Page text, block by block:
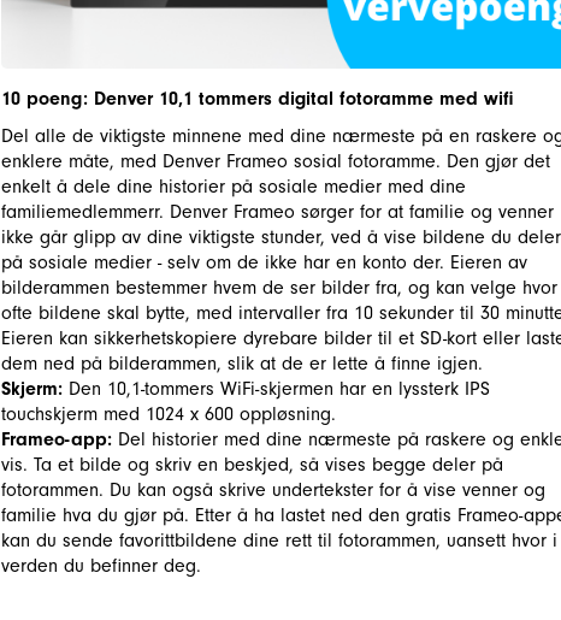
10 poeng: Denver 10,1 tommers digital fotoramme med wifi
Del alle de viktigste minnene med dine nærmeste på en raskere
enklere måte, med Denver Frameo sosial fotoramme. Den gjør det
enkelt å dele dine historier på sosiale medier med dine
familiemedlemmerr. Denver Frameo sørger for at familie og venner
ikke går glipp av dine viktigste stunder, ved å vise bildene du deler
på sosiale medier - selv om de ikke har en konto der. Eieren av
bilderammen bestemmer hvem de ser bilder fra, og kan velge hvor
ofte bildene skal bytte, med intervaller fra 10 sekunder til 30
Eieren kan sikkerhetskopiere dyrebare bilder til et SD-kort eller
dem ned på bilderammen, slik at de er lette å finne igjen.
Skjerm: Den 10,1-tommers WiFi-skjermen har en lyssterk IPS
touchskjerm med 1024 x 600 oppløsning.
Frameo-app: Del historier med dine nærmeste på raskere og
vis. Ta et bilde og skriv en beskjed, så vises begge deler på
fotorammen. Du kan også skrive undertekster for å vise venner og
familie hva du gjør på. Etter å ha lastet ned den gratis Frameo-
kan du sende favorittbildene dine rett til fotorammen, uansett hvor i
verden du befinner deg.